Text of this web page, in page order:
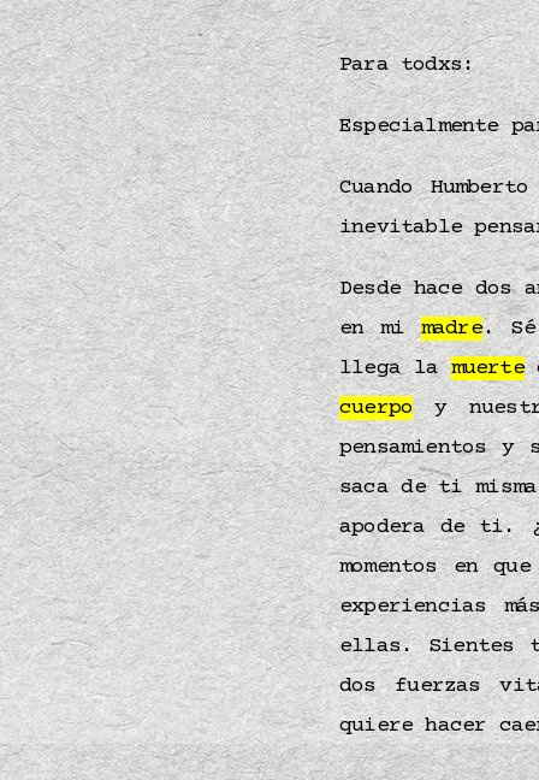
Para todxs:
Especialmente
Cuando
inevitable
Desde hace dos
en mimadre.
llega lamuerte
cuerpoy
pensamientos
saca de ti
apodera de ti.
momentos en
experiencias
ellas. Sientes
dos fuerzas
quiere hacer